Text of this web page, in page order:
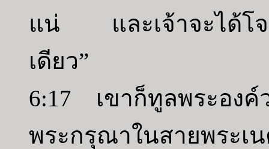
แน่ และเจ้าจะได้โจ
เดียว”
6:17 เขาก็ทูลพระอง
พระกรุณาในสายพระเ